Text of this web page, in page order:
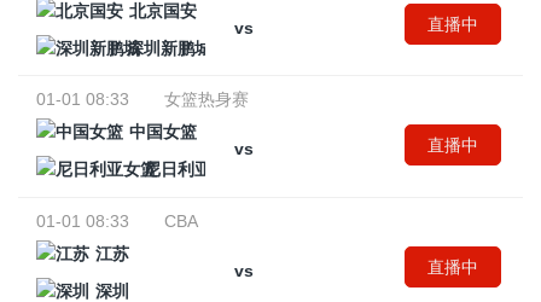
北京国安
vs
深圳新鹏城
直播中
01-01 08:33
女篮热身赛
中国女篮
vs
尼日利亚女篮
直播中
01-01 08:33
CBA
江苏
vs
深圳
直播中